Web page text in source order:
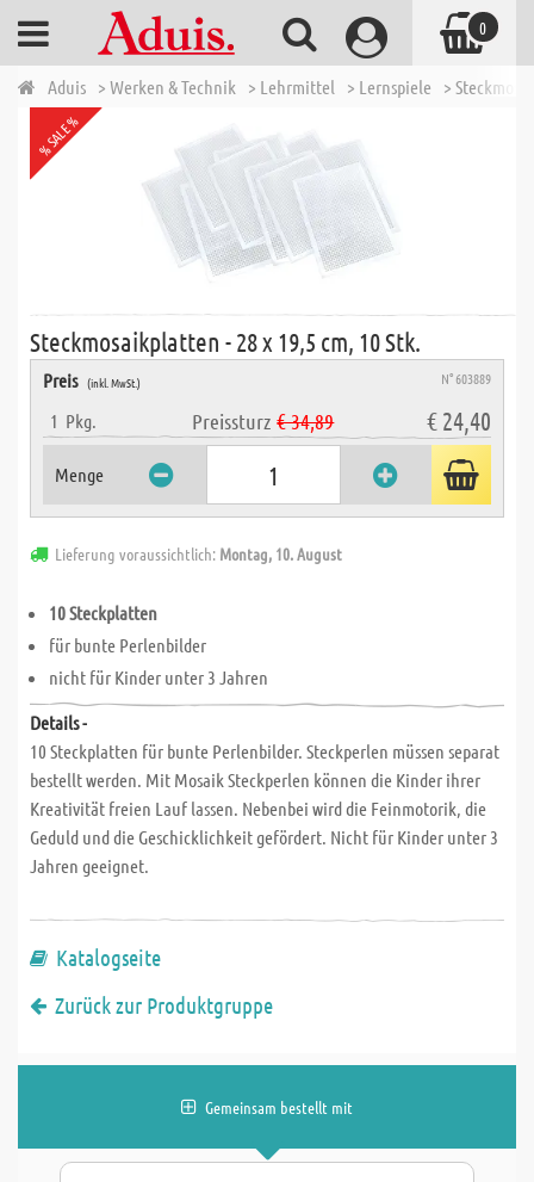
Aduis > Werken & Technik > Lehrmittel > Lernspiele >
% SALE %
Steckmosaikplatten - 28 x 19,5 cm, 10 Stk.
Preis (inkl. MwSt.) N° 603889
1 Pkg. Preissturz € 34,89 € 24,40
Menge
Lieferung voraussichtlich: Montag, 10. August
10 Steckplatten
für bunte Perlenbilder
nicht für Kinder unter 3 Jahren
Details -
10 Steckplatten für bunte Perlenbilder. Steckperlen müssen separat
bestellt werden. Mit Mosaik Steckperlen können die Kinder ihrer
Kreativität freien Lauf lassen. Nebenbei wird die Feinmotorik, die
Geduld und die Geschicklichkeit gefördert. Nicht für Kinder unter 3
Jahren geeignet.
Katalogseite
Zurück zur Produktgruppe
Gemeinsam bestellt mit
0